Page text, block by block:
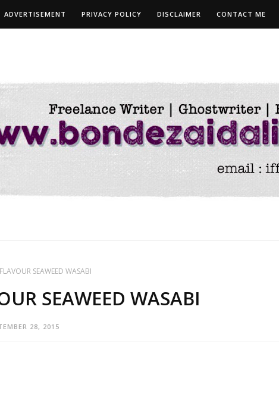
ADVERTISEMENT PRIVACY POLICY DISCLAIMER CONTACT ME
SEAWEED WASABI
SEAWEED WASABI
28, 2015